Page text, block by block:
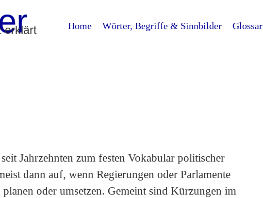
erklärt Home Wörter, Begriffe & Sinnbilder Glossar
Jahrzehnten zum festen Vokabular politischer
dann auf, wenn Regierungen oder Parlamente
oder umsetzen. Gemeint sind Kürzungen im